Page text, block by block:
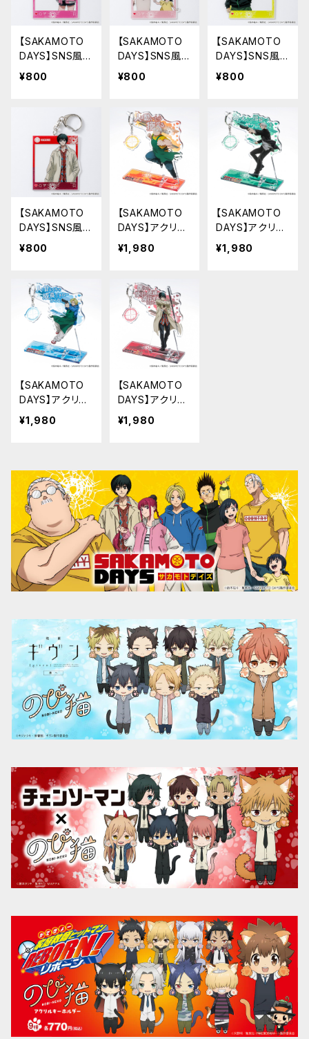
【SAKAMOTO
DAYS】SNS風ア
クリルキーホル
¥800
【SAKAMOTO
DAYS】SNS風ア
クリルキーホル
¥800
【SAKAMOTO
DAYS】SNS風ア
クリルキーホル
¥800
【SAKAMOTO
DAYS】SNS風ア
クリルキーホル
¥800
【SAKAMOTO
DAYS】アクリル
キーハンガー（坂
本 太郎 A）
¥1,980
【SAKAMOTO
DAYS】アクリル
キーハンガー（坂
本 太郎 B）
¥1,980
【SAKAMOTO
DAYS】アクリル
キーハンガー（朝
倉 シン）
¥1,980
【SAKAMOTO
DAYS】アクリル
キーハンガー（南
雲）
¥1,980